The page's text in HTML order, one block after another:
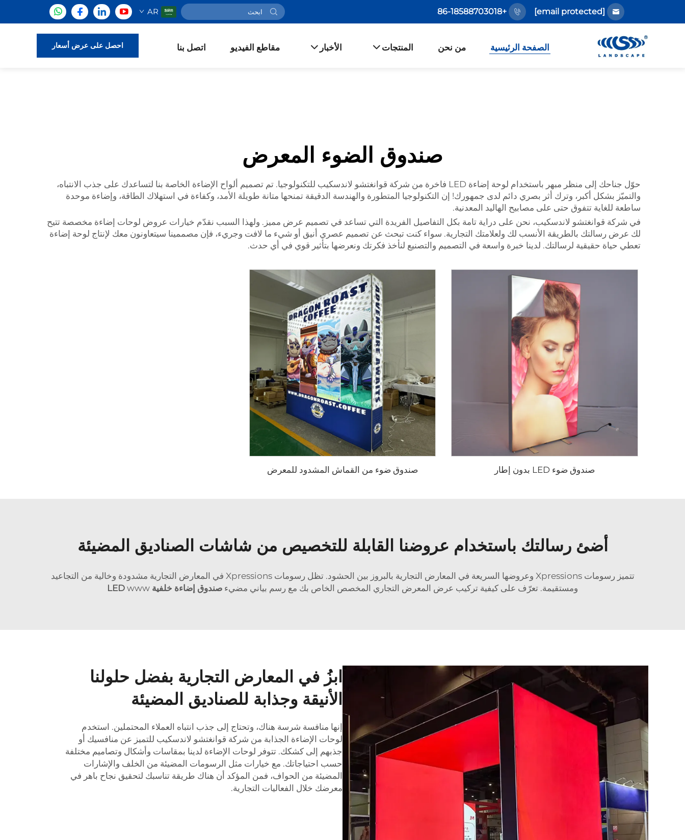
[email protected]
+86-18588703018
AR
الصفحة الرئيسية من نحن المنتجات الأخبار مقاطع الفيديو اتصل بنا احصل على عرض أسعار
صندوق الضوء المعرض
حوّل جناحك إلى منظر مبهر باستخدام لوحة إضاءة LED فاخرة من شركة قوانغتشو لاندسكيب للتكنولوجيا. تم تصميم ألواح الإضاءة الخاصة بنا لتساعدك على جذب الانتباه،
والتميّز بشكل أكبر، وترك أثر بصري دائم لدى جمهورك! إن التكنولوجيا المتطورة والهندسة الدقيقة تمنحها متانة طويلة الأمد، وكفاءة في استهلاك الطاقة، وإضاءة موحدة
ساطعة للغاية تتفوق حتى على مصابيح الهاليد المعدنية.
في شركة قوانغتشو لاندسكيب، نحن على دراية تامة بكل التفاصيل الفريدة التي تساعد في تصميم عرض مميز. ولهذا السبب نقدّم خيارات عروض لوحات إضاءة مخصصة تتيح
لك عرض رسالتك بالطريقة الأنسب لك ولعلامتك التجارية. سواء كنت تبحث عن تصميم عصري أنيق أو شيء ما لافت وجريء، فإن مصممينا سيتعاونون معك لإنتاج لوحة إضاءة
تعطي حياة حقيقية لرسالتك. لدينا خبرة واسعة في التصميم والتصنيع لنأخذ فكرتك ونعرضها بتأثير قوي في أي حدث.
صندوق ضوء LED بدون إطار صندوق ضوء من القماش المشدود للمعرض
أضئ رسالتك باستخدام عروضنا القابلة للتخصيص من شاشات الصناديق المضيئة
تتميز رسومات Xpressions وعروضها السريعة في المعارض التجارية بالبروز بين الحشود. تظل رسومات Xpressions في المعارض التجارية مشدودة وخالية من التجاعيد
ومستقيمة. تعرّف على كيفية تركيب عرض المعرض التجاري المخصص الخاص بك مع رسم بياني مضيء صندوق إضاءة خلفية LED www
ابزُ في المعارض التجارية بفضل حلولنا
الأنيقة وجذابة للصناديق المضيئة
إنها منافسة شرسة هناك، وتحتاج إلى جذب انتباه العملاء المحتملين. استخدم
لوحات الإضاءة الجذابة من شركة قوانغتشو لاندسكيب للتميز عن منافسيك أو
جذبهم إلى كشكك. تتوفر لوحات الإضاءة لدينا بمقاسات وأشكال وتصاميم مختلفة
حسب احتياجاتك. مع خيارات مثل الرسومات المضيئة من الخلف والإشارات
المضيئة من الحواف، فمن المؤكد أن هناك طريقة تناسبك لتحقيق نجاح باهر في
معرضك خلال الفعاليات التجارية.